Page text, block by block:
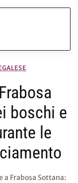
boschi e
le
a Frabosa Sottana: